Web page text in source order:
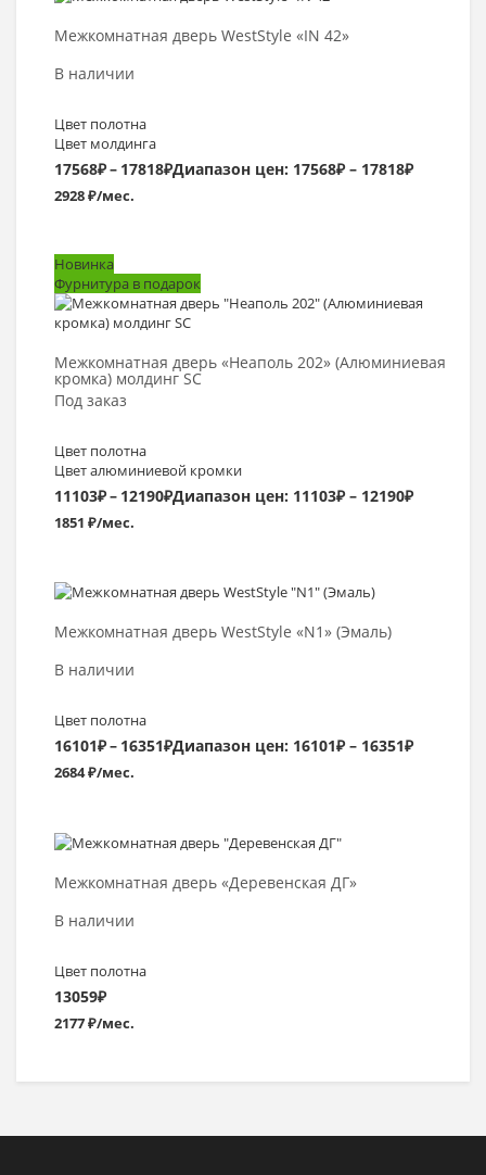
Межкомнатная дверь WestStyle «IN 42»
В наличии
Цвет полотна
Цвет молдинга
17568₽– 17818₽Диапазон цен: 17568₽ – 17818₽
2928 ₽/мес.
Новинка
Фурнитура в подарок
Межкомнатная дверь «Неаполь 202» (Алюминиевая
кромка) молдинг SC
Под заказ
Цвет полотна
Цвет алюминиевой кромки
11103₽– 12190₽Диапазон цен: 11103₽ – 12190₽
1851 ₽/мес.
Выбрать >
Межкомнатная дверь WestStyle «N1» (Эмаль)
В наличии
Цвет полотна
16101₽– 16351₽Диапазон цен: 16101₽ – 16351₽
2684 ₽/мес.
Выбрать >
Межкомнатная дверь «Деревенская ДГ»
В наличии
Цвет полотна
13059₽
2177 ₽/мес.
Выбрать >